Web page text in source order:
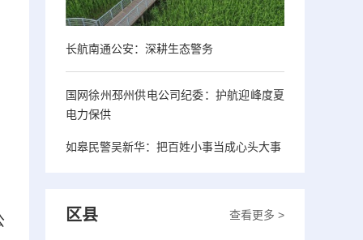
长航南通公安：深耕生态警务
国网徐州邳州供电公司纪委：护航迎峰度夏
电力保供
如皋民警吴新华：把百姓小事当成心头大事
查看更多 >
区县